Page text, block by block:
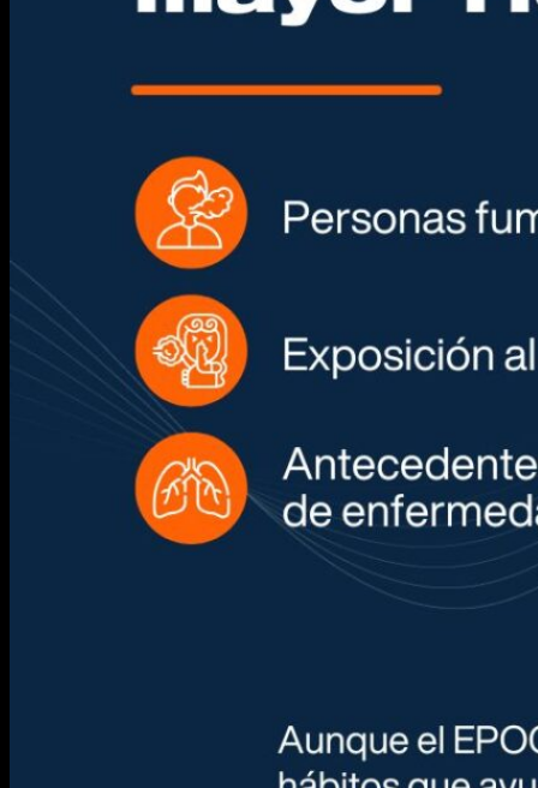
Información para Pacientes
Laboratorio
Centros de Atención
Webmail
Comité de Docencia e Investigación
Residencias médicas